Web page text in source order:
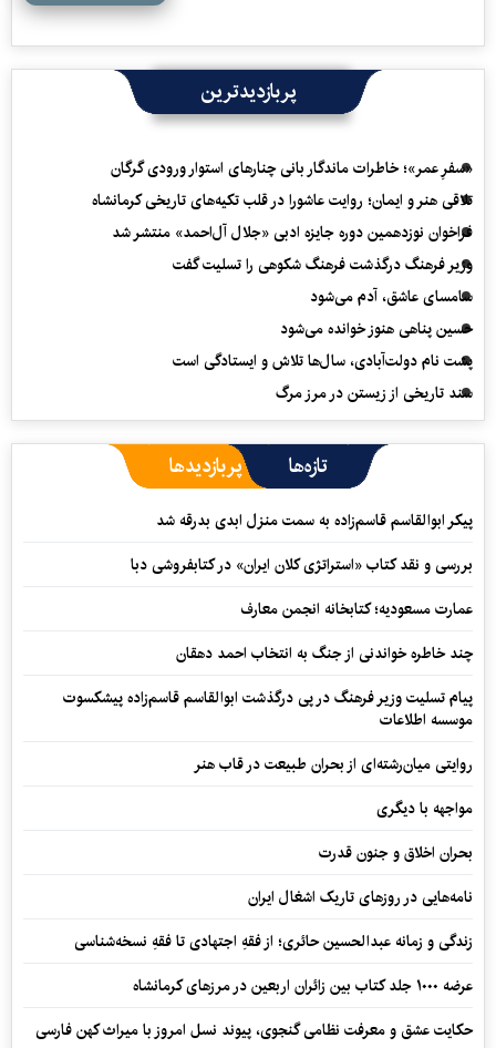
پربازدیدترین
«سفرِ عمر»؛ خاطرات ماندگار بانی چنارهای استوار ورودی گرگان
تلاقی هنر و ایمان؛ روایت عاشورا در قلب تکیه‌های تاریخی کرمانشاه
فراخوان نوزدهمین دوره جایزه ادبی «جلال آل‌احمد» منتشر شد
وزیر فرهنگ درگذشت فرهنگ شکوهی را تسلیت گفت
سامسای عاشق، آدم می‌شود
حسین پناهی هنوز خوانده می‌شود
پشت نام دولت‌آبادی، سال‌ها تلاش و ایستادگی است
سند تاریخی از زیستن در مرز مرگ
تازه‌ها پربازدیدها
پیکر ابوالقاسم قاسم‌زاده به سمت منزل ابدی بدرقه شد
بررسی و نقد کتاب «استراتژی کلان ایران» در کتابفروشی دبا
عمارت مسعودیه؛ کتابخانه انجمن معارف
چند خاطره خواندنی از جنگ به انتخاب احمد دهقان
پیام تسلیت وزیر فرهنگ در پی درگذشت ابوالقاسم قاسم‌زاده پیشکسوت
موسسه اطلاعات
روایتی میان‌رشته‌ای از بحران طبیعت در قاب هنر
مواجهه با دیگری
بحران اخلاق و جنون قدرت
نامه‌هایی در روزهای تاریک اشغال ایران
زندگی و زمانه عبدالحسین حائری؛ از فقهِ اجتهادی تا فقهِ نسخه‌شناسی
عرضه ۱۰۰۰ جلد کتاب بین زائران اربعین در مرزهای کرمانشاه
حکایت عشق و معرفت نظامی گنجوی، پیوند نسل امروز با میراث کهن فارسی